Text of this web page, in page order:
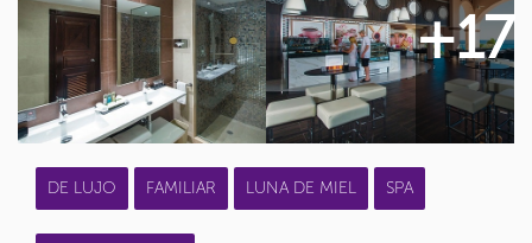
+17
DE LUJO FAMILIAR LUNA DE MIEL SPA